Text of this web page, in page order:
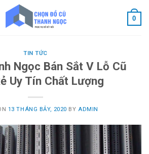
0
TIN TỨC
Ngọc Bán Sắt V Lỗ Cũ
Uy Tín Chất Lượng‎
13 THÁNG BẢY, 2020 BY ADMIN